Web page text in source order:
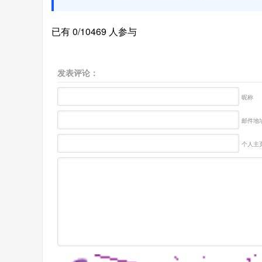
已有 0/10469 人参与
发表评论：
昵称
邮件地
个人主